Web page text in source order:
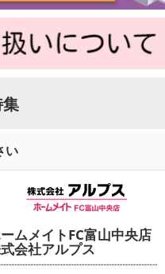
い
ムメイトFC富山中央店
会社アルプス